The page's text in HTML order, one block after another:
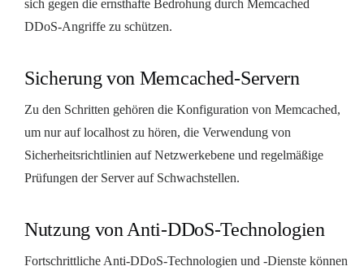
sich gegen die ernsthafte Bedrohung durch Memcached
DDoS-Angriffe zu schützen.
Sicherung von Memcached-Servern
Zu den Schritten gehören die Konfiguration von Memcached,
um nur auf localhost zu hören, die Verwendung von
Sicherheitsrichtlinien auf Netzwerkebene und regelmäßige
Prüfungen der Server auf Schwachstellen.
Nutzung von Anti-DDoS-Technologien
Fortschrittliche Anti-DDoS-Technologien und -Dienste können